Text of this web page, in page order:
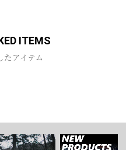
ITEMS
アイテム